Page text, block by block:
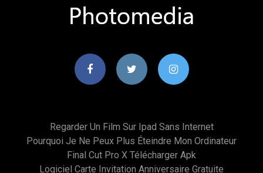
Regarder Un Film Sur Ipad Sans Internet
Pourquoi Je Ne Peux Plus Éteindre Mon Ordinateur
Final Cut Pro X Télécharger Apk
Logiciel Carte Invitation Anniversaire Gratuite